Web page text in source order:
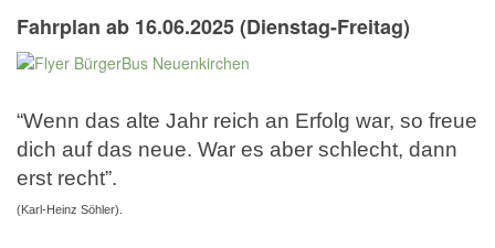
Fahrplan ab 16.06.2025 (Dienstag-Freitag)
“Wenn das alte Jahr reich an Erfolg war, so freue
dich auf das neue. War es aber schlecht, dann
erst recht”.
(Karl-Heinz Söhler).